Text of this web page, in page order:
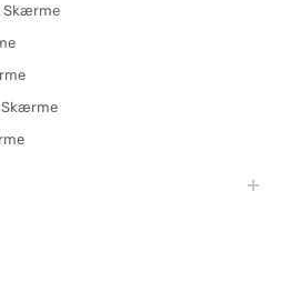
Skærme
Skærme